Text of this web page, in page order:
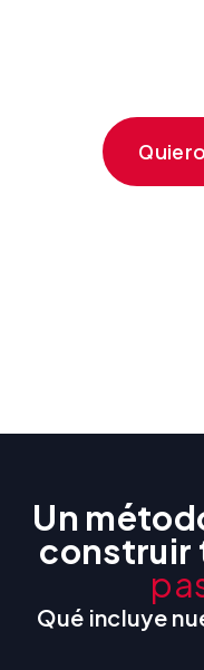
Un
construir
Qué incluye